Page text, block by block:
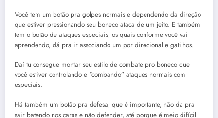
Você tem um botão pra golpes normais e dependendo da direção
que estiver pressionando seu boneco ataca de um jeito. E também
tem o botão de ataques especiais, os quais conforme você vai
aprendendo, dá pra ir associando um por direcional e gatilhos.
Daí tu consegue montar seu estilo de combate pro boneco que
você estiver controlando e “combando” ataques normais com
especiais.
Há também um botão pra defesa, que é importante, não da pra
sair batendo nos caras e não defender, até porque é meio difícil